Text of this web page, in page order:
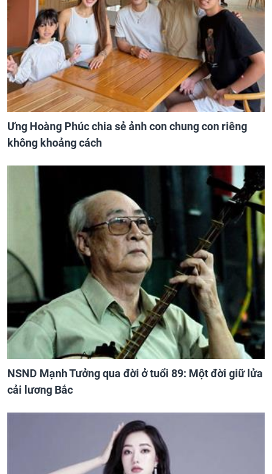
Ưng Hoàng Phúc chia sẻ ảnh con chung con riêng
không khoảng cách
NSND Mạnh Tưởng qua đời ở tuổi 89: Một đời giữ lửa
cải lương Bắc